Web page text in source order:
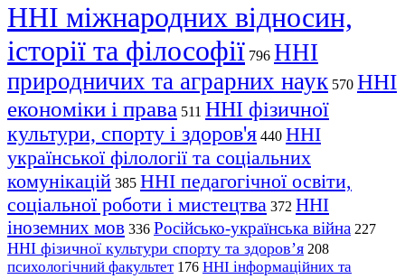
ННІ міжнародних відносин,
історії та філософії 796 ННІ
природничих та аграрних наук 570 ННІ
економіки і права 511 ННІ фізичної
культури, спорту і здоров'я 440 ННІ
української філології та соціальних
комунікацій 385 ННІ педагогічної освіти,
соціальної роботи і мистецтва 372 ННІ
іноземних мов 336 Російсько-українська війна 227
ННІ фізичної культури спорту та здоров’я 208
психологічний факультет 176 ННІ інформаційних та